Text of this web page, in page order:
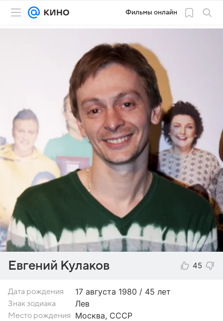
Фильмы онлайн
Евгений Кулаков 45
Дата рождения 17 августа 1980 / 45 лет
Знак зодиака Лев
Место рождения Москва, СССР